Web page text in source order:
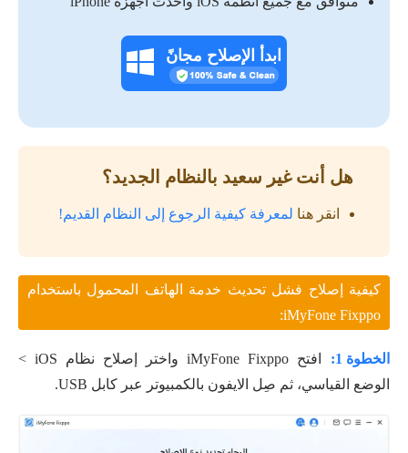
ابدأ الإصلاح مجانً
هل أنت غير سعيد بالنظام الجديد؟
انقر هنا لمعرفة كيفية الرجوع إلى النظام القديم!
كيفية إصلاح فشل تحديث خدمة الهاتف المحمول باستخدام
iMyFone Fixppo:
الخطوة 1:
افتح iMyFone Fixppo واختر إصلاح نظام iOS >
الوضع القياسي، ثم صِل الايفون بالكمبيوتر عبر كابل USB.